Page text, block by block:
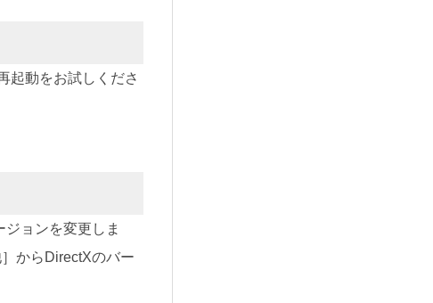
起動をお試しくださ
ョンを変更しま
からDirectXのバー